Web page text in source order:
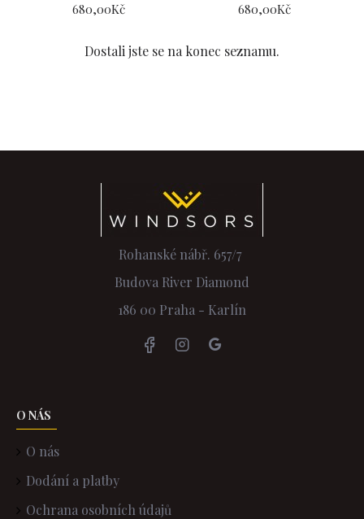
680,00Kč
680,00Kč
Dostali jste se na konec seznamu.
Rohanské nábř. 657/7
Budova River Diamond
186 00 Praha - Karlín
O NÁS
O nás
Dodání a platby
Ochrana osobních údajů